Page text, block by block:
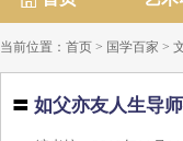
当前位置： 首页 > 国学百家 >
〓如父亦友人生导